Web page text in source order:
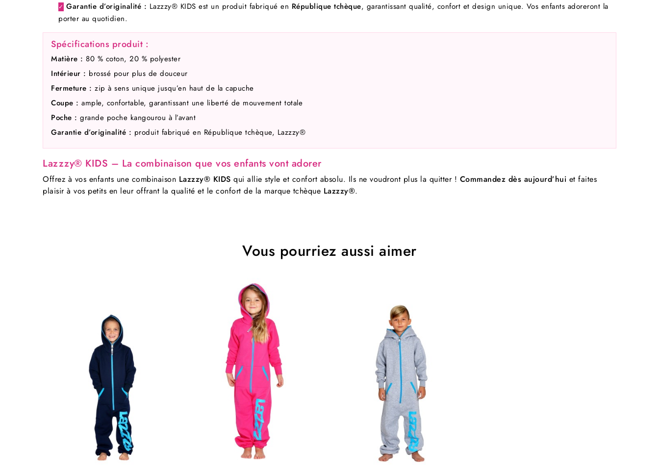
✓ Garantie d’originalité : Lazzzy® KIDS est un produit fabriqué en République tchèque, garantissant qualité, confort et design unique. Vos enfants adoreront la
porter au quotidien.
Spécifications produit :
Matière : 80 % coton, 20 % polyester
Intérieur : brossé pour plus de douceur
Fermeture : zip à sens unique jusqu’en haut de la capuche
Coupe : ample, confortable, garantissant une liberté de mouvement totale
Poche : grande poche kangourou à l’avant
Garantie d’originalité : produit fabriqué en République tchèque, Lazzzy®
Lazzzy® KIDS – La combinaison que vos enfants vont adorer
Offrez à vos enfants une combinaison Lazzzy® KIDS qui allie style et confort absolu. Ils ne voudront plus la quitter ! Commandez dès aujourd’hui et faites
plaisir à vos petits en leur offrant la qualité et le confort de la marque tchèque Lazzzy®.
Vous pourriez aussi aimer